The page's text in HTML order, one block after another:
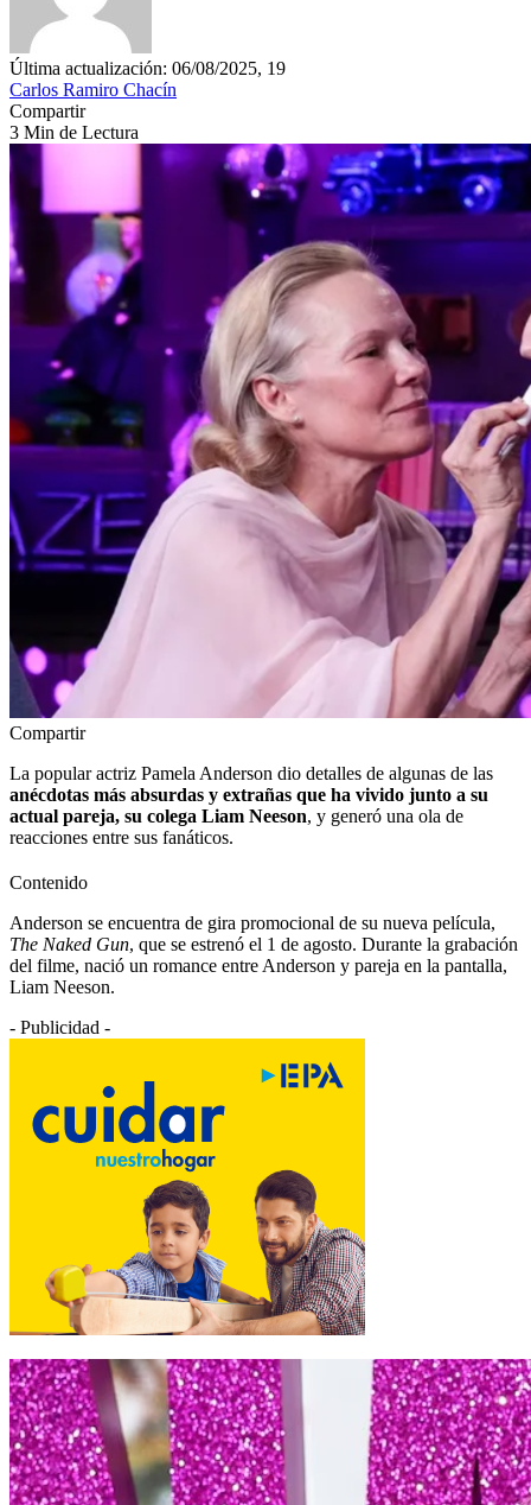
Última actualización: 06/08/2025, 19
Carlos Ramiro Chacín
Compartir
3 Min de Lectura
Compartir
La popular actriz Pamela Anderson dio detalles de algunas de las
anécdotas más absurdas y extrañas que ha vivido junto a su
actual pareja, su colega Liam Neeson, y generó una ola de
reacciones entre sus fanáticos.
Contenido
Anderson se encuentra de gira promocional de su nueva película,
The Naked Gun, que se estrenó el 1 de agosto. Durante la grabación
del filme, nació un romance entre Anderson y pareja en la pantalla,
Liam Neeson.
- Publicidad -